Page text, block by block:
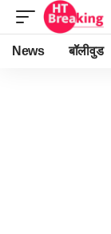
News बॉलीवुड